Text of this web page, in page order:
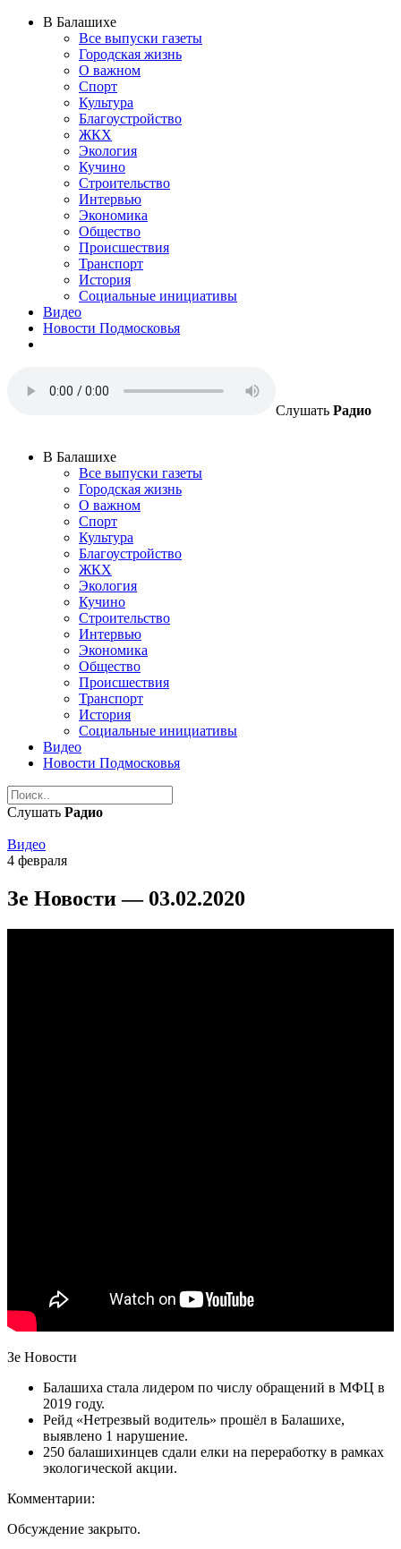
В Балашихе
Все выпуски газеты
Городская жизнь
О важном
Спорт
Культура
Благоустройство
ЖКХ
Экология
Кучино
Строительство
Интервью
Экономика
Общество
Происшествия
Транспорт
История
Социальные инициативы
Видео
Новости Подмосковья
Слушать Радио
В Балашихе
Все выпуски газеты
Городская жизнь
О важном
Спорт
Культура
Благоустройство
ЖКХ
Экология
Кучино
Строительство
Интервью
Экономика
Общество
Происшествия
Транспорт
История
Социальные инициативы
Видео
Новости Подмосковья
Слушать Радио
Видео
4 февраля
Зе Новости — 03.02.2020
Зе Новости
Балашиха стала лидером по числу обращений в МФЦ в
2019 году.
Рейд «Нетрезвый водитель» прошёл в Балашихе,
выявлено 1 нарушение.
250 балашихинцев сдали елки на переработку в рамках
экологической акции.
Комментарии:
Обсуждение закрыто.